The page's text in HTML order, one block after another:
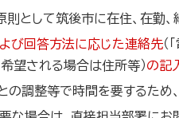
則として筑後市に在住、在勤
び回答方法に応じた連絡先（
希望される場合は住所等）の記
調整等で時間を要するため